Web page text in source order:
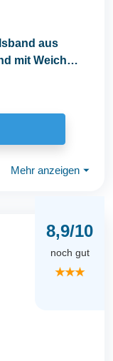
aus
mit Weich
Mehr anzeigen ⏷
8,9/10
noch gut
★★★